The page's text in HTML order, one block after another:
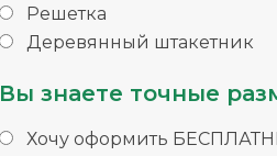
Решетка
Деревянный штакетник
Вы знаете точные
Хочу оформить